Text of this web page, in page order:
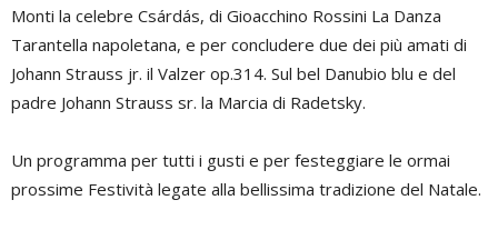
Monti la celebre Csárdás, di Gioacchino Rossini La Danza
Tarantella napoletana, e per concludere due dei più amati di
Johann Strauss jr. il Valzer op.314. Sul bel Danubio blu e del
padre Johann Strauss sr. la Marcia di Radetsky.
Un programma per tutti i gusti e per festeggiare le ormai
prossime Festività legate alla bellissima tradizione del Natale.